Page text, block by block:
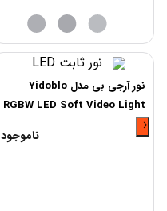
نور آرجی بی مدل Yidoblo
RGBW LED Soft Video Light
Panel A-2200c
ناموجود